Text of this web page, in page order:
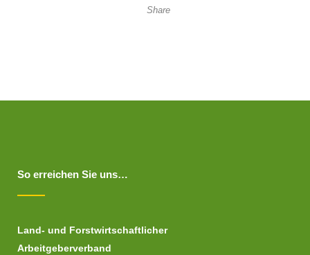
Share
So erreichen Sie uns…
Land- und Forstwirtschaftlicher
Arbeitgeberverband